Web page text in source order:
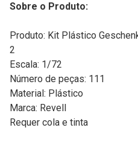
Sobre o Produto:
Produto: Kit Plástico
2
Escala: 1/72
Número de peças: 111
Material: Plástico
Marca: Revell
Requer cola e tinta